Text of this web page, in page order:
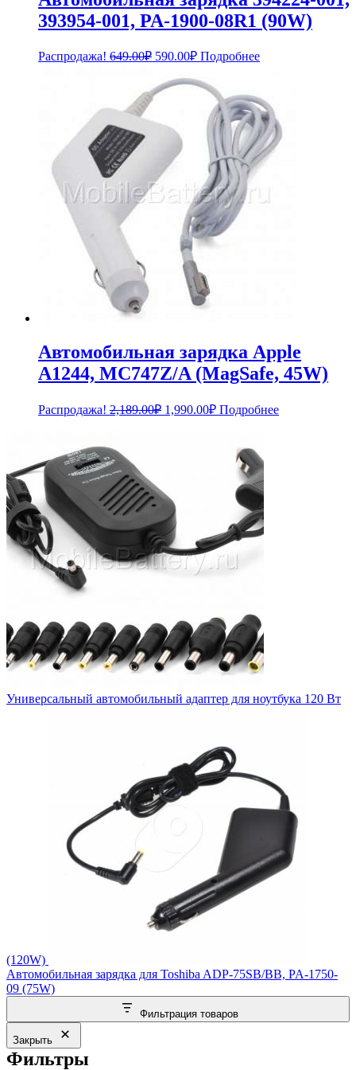
393954-001, PA-1900-08R1 (90W)
Распродажа! 649.00₽ Первоначальная
составляла
649.00₽.
590.00₽Текущая
590.00₽.
Подробнее
Автомобильная зарядка Apple
A1244, MC747Z/A (MagSafe, 45W)
Распродажа! 2,189.00₽ Первоначальная
1,990.00₽Текущая
цена:
Подробнее
Универсальный автомобильный адаптер для ноутбука 120 Вт
(120W)
Автомобильная зарядка для Toshiba ADP-75SB/BB, PA-1750-
09 (75W)
Фильтрация товаров
Закрыть
Фильтры